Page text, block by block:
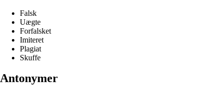
Falsk
Uægte
Forfalsket
Imiteret
Plagiat
Skuffe
Antonymer